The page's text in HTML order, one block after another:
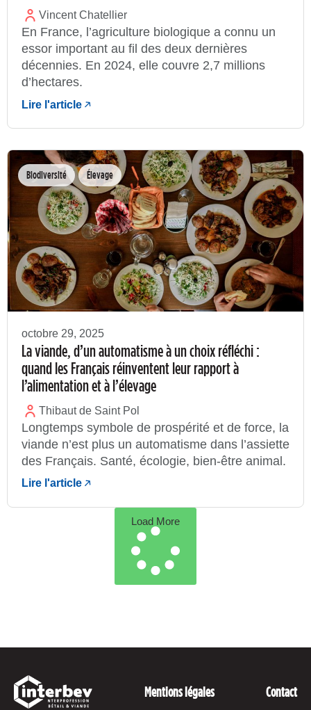
Vincent Chatellier
En France, l’agriculture biologique a connu un
essor important au fil des deux dernières
décennies. En 2024, elle couvre 2,7 millions
d’hectares.
Lire l'article
Biodiversité Élevage
octobre 29, 2025
La viande, d’un automatisme à un choix réfléchi :
quand les Français réinventent leur rapport à
l’alimentation et à l’élevage
Thibaut de Saint Pol
Longtemps symbole de prospérité et de force, la
viande n’est plus un automatisme dans l’assiette
des Français. Santé, écologie, bien-être animal.
Lire l'article
Load More
Mentions légales Contact